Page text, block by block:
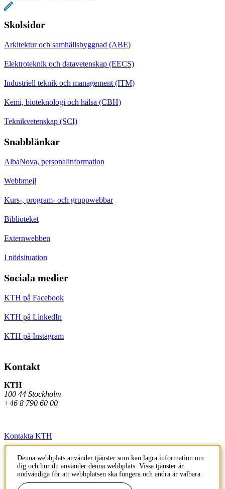
Skolsidor
Arkitektur och samhällsbyggnad (ABE)
Elektroteknik och datavetenskap (EECS)
Industriell teknik och management (ITM)
Kemi, bioteknologi och hälsa (CBH)
Teknikvetenskap (SCI)
Snabblänkar
AlbaNova, personalinformation
Webbmejl
Kurs-, program- och gruppwebbar
Biblioteket
Externwebben
I nödsituation
Sociala medier
KTH på Facebook
KTH på LinkedIn
KTH på Instagram
Kontakt
KTH
100 44 Stockholm
+46 8 790 60 00
Kontakta KTH
Jobba på KTH
Press och media
Denna webbplats använder tjänster som kan lagra information om
dig och hur du använder denna webbplats. Vissa tjänster är
nödvändiga för att webbplatsen ska fungera och andra är valbara.